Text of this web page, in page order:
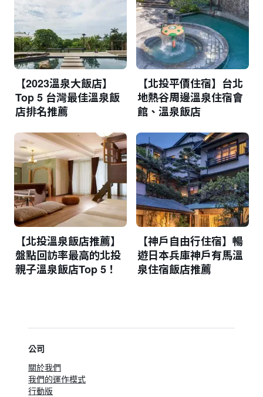
【2023溫泉大飯店】
Top 5 台灣最佳溫泉飯
店排名推薦
【北投平價住宿】台北
地熱谷周邊溫泉住宿會
館、溫泉飯店
【北投溫泉飯店推薦】
盤點回訪率最高的北投
親子溫泉飯店Top 5！
【神戶自由行住宿】暢
遊日本兵庫神戶有馬溫
泉住宿飯店推薦
公司
關於我們
我們的運作模式
行動版